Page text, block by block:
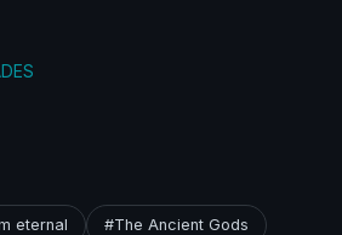
eternal #The Ancient Gods